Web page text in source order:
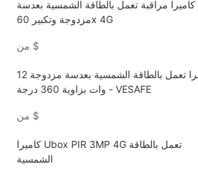
كاميرا مراقبة تعمل بالطاقة الشمسية بعدسة
مزدوجة وتكبير 60x 4G
$
كاميرا تعمل بالطاقة الشمسية بعدسة مزدوجة 12
وات بزاوية 360 درجة - VESAFE
$
كاميرا Ubox PIR 3MP 4G تعمل بالطاقة
الشمسية